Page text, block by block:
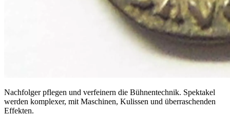
Nachfolger pflegen und verfeinern die Bühnentechnik. Spektakel
werden komplexer, mit Maschinen, Kulissen und überraschenden
Effekten.